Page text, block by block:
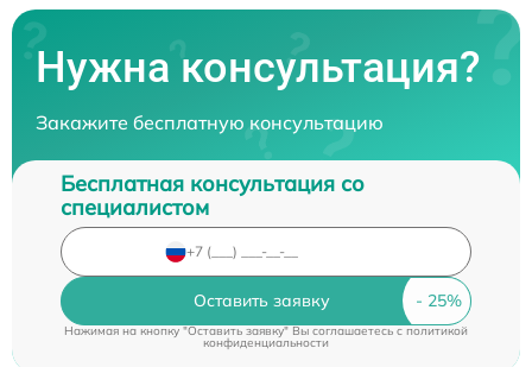
Нужна консультация?
Закажите бесплатную консультацию
Бесплатная консультация со
специалистом
Оставить заявку
Нажимая на кнопку "Оставить заявку" Вы соглашаетесь cполитикой
конфиденциальности